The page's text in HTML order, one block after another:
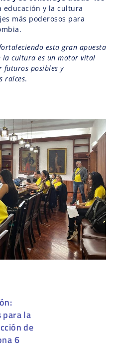
educación y la cultura
más poderosos para
esta gran apuesta
la cultura es un motor vital
futuros posibles y
raíces.
para la
de
6